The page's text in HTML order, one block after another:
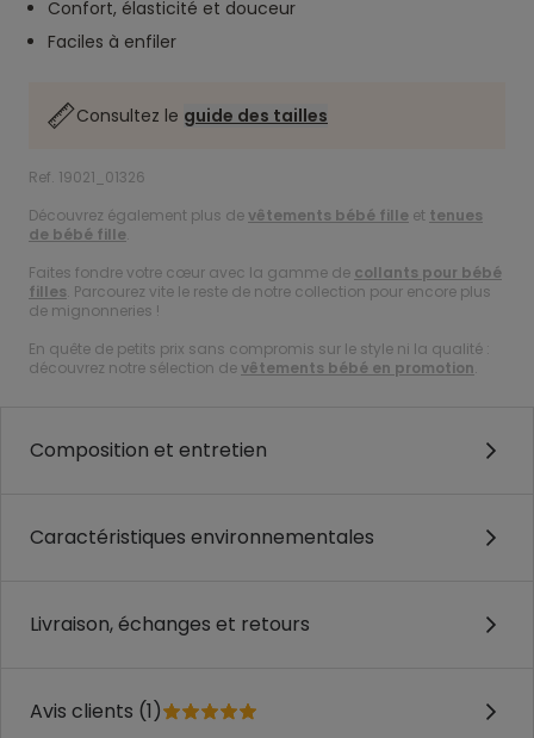
Confort, élasticité et douceur
Faciles à enfiler
Consultez le guide des tailles
Ref. 19021_01326
Découvrez également plus devêtements bébé fille et tenues
de bébé fille.
Faites fondre votre cœur avec la gamme de collants pour bébé
filles. Parcourez vite le reste de notre collection pour encore plus
de mignonneries !
En quête de petits prix sans compromis sur le style ni la qualité :
découvrez notre sélection devêtements bébé en promotion.
Composition et entretien
Caractéristiques environnementales
Livraison, échanges et retours
Avis clients (1)